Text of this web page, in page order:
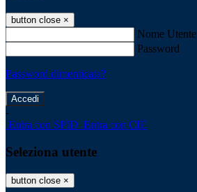
button close ×
Nome Utente
Password
Password dimenticata?
-
Entra con SPID Entra con CIE
Seleziona utente
button close ×